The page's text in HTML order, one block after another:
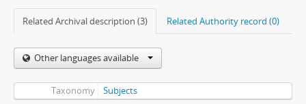
Related Archival description (3) Related Authority record (0)
Other languages available
Taxonomy Subjects